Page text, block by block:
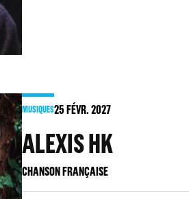
MUSIQUES25FÉVR. 2027
ALEXIS HK
CHANSON FRANÇAISE